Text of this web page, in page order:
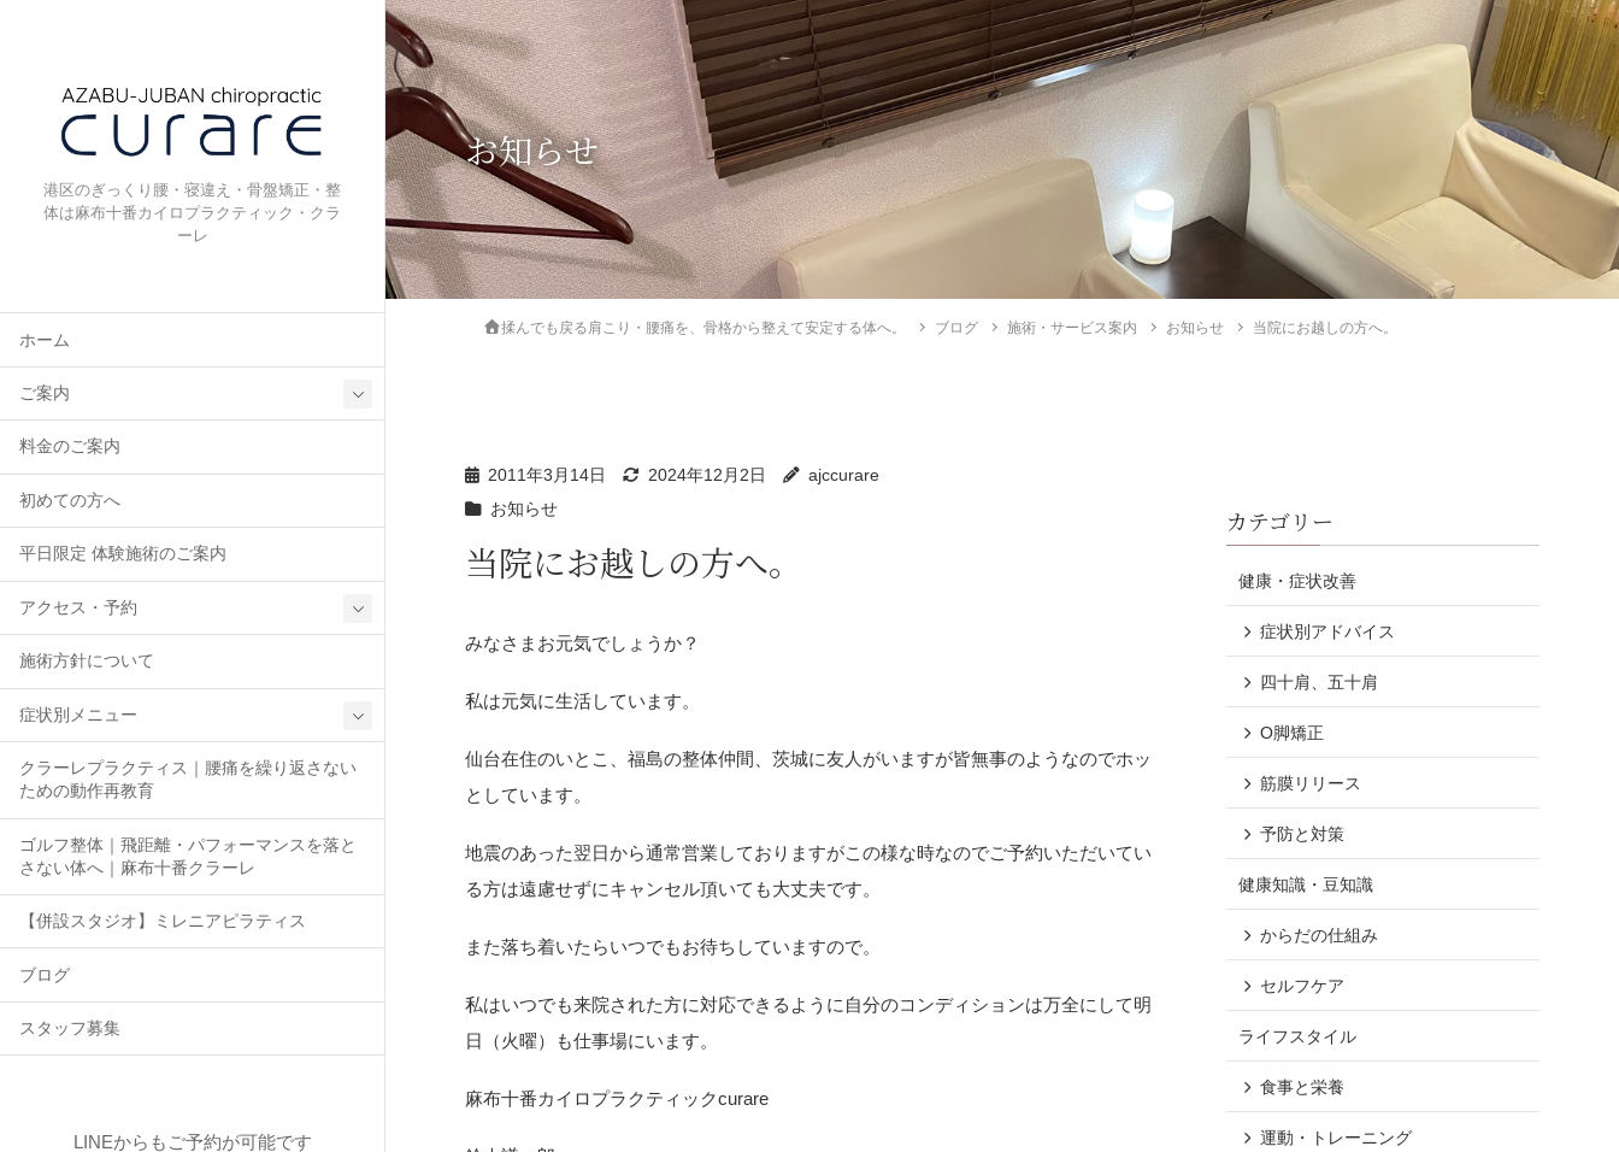
港区のぎっくり腰・寝違え・骨盤矯正・整
体は麻布十番カイロプラクティック・クラ
ーレ
ホーム
ご案内
料金のご案内
初めての方へ
平日限定 体験施術のご案内
アクセス・予約
施術方針について
症状別メニュー
クラーレプラクティス｜腰痛を繰り返さない
ための動作再教育
ゴルフ整体｜飛距離・パフォーマンスを落と
さない体へ｜麻布十番クラーレ
【併設スタジオ】ミレニアピラティス
ブログ
スタッフ募集
LINEからもご予約が可能です
お知らせ
揉んでも戻る肩こり・腰痛を、骨格から整えて安定する体へ。 ブログ 施術・サービス案内 お知らせ 当院にお越しの方へ。
2011年3月14日 2024年12月2日
ajccurare
お知らせ
当院にお越しの方へ。
みなさまお元気でしょうか？
私は元気に生活しています。
仙台在住のいとこ、福島の整体仲間、茨城に友人がいますが皆無事のようなのでホッ
としています。
地震のあった翌日から通常営業しておりますがこの様な時なのでご予約いただいてい
る方は遠慮せずにキャンセル頂いても大丈夫です。
また落ち着いたらいつでもお待ちしていますので。
私はいつでも来院された方に対応できるように自分のコンディションは万全にして明
日（火曜）も仕事場にいます。
麻布十番カイロプラクティックcurare
カテゴリー
健康・症状改善
症状別アドバイス
四十肩、五十肩
O脚矯正
筋膜リリース
予防と対策
健康知識・豆知識
からだの仕組み
セルフケア
ライフスタイル
食事と栄養
運動・トレーニング